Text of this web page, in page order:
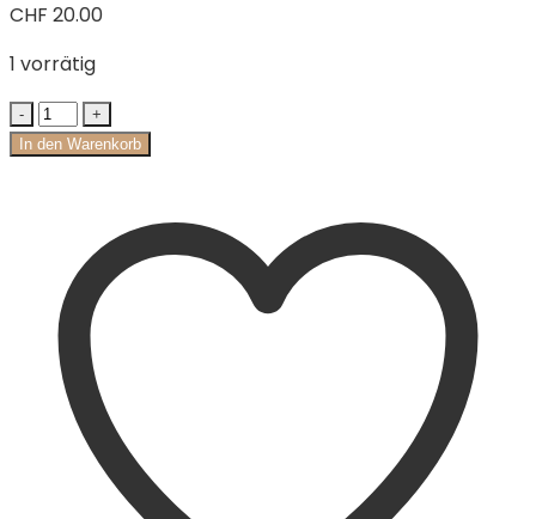
CHF 20.00
1 vorrätig
In den Warenkorb